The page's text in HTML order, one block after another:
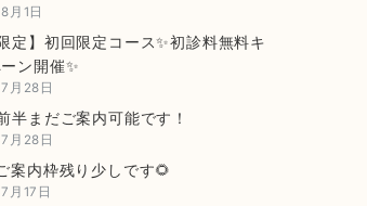
月1日
定】初回限定コース✨初診料無料キ
ン開催✨
月28日
半まだご案内可能です！
月28日
案内枠残り少しです🌻
月17日